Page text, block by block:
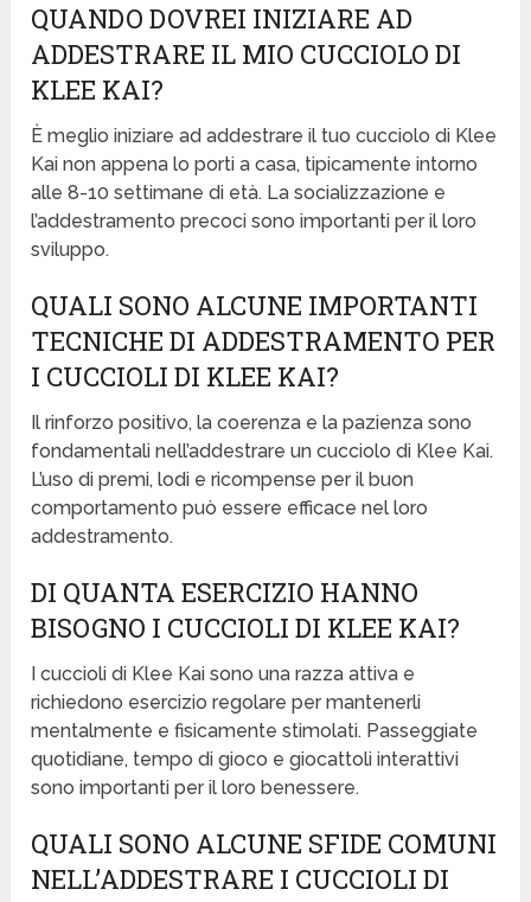
QUANDO DOVREI INIZIARE AD
ADDESTRARE IL MIO CUCCIOLO DI
KLEE KAI?
È meglio iniziare ad addestrare il tuo cucciolo di Klee
Kai non appena lo porti a casa, tipicamente intorno
alle 8-10 settimane di età. La socializzazione e
l’addestramento precoci sono importanti per il loro
sviluppo.
QUALI SONO ALCUNE IMPORTANTI
TECNICHE DI ADDESTRAMENTO PER
I CUCCIOLI DI KLEE KAI?
Il rinforzo positivo, la coerenza e la pazienza sono
fondamentali nell’addestrare un cucciolo di Klee Kai.
L’uso di premi, lodi e ricompense per il buon
comportamento può essere efficace nel loro
addestramento.
DI QUANTA ESERCIZIO HANNO
BISOGNO I CUCCIOLI DI KLEE KAI?
I cuccioli di Klee Kai sono una razza attiva e
richiedono esercizio regolare per mantenerli
mentalmente e fisicamente stimolati. Passeggiate
quotidiane, tempo di gioco e giocattoli interattivi
sono importanti per il loro benessere.
QUALI SONO ALCUNE SFIDE COMUNI
NELL’ADDESTRARE I CUCCIOLI DI